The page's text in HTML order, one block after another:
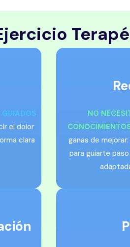
el dolor
clara
NO
ganas de
para guiarte